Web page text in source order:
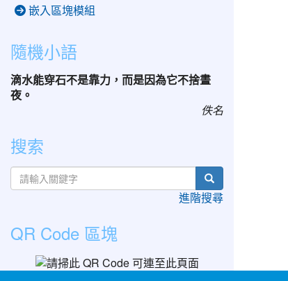
嵌入區塊模組
隨機小語
滴水能穿石不是靠力，而是因為它不捨晝
夜。
佚名
搜索
search
進階搜尋
QR Code 區塊